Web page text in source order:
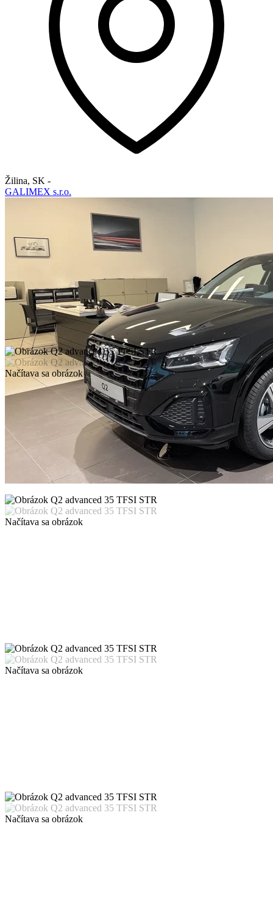
Žilina, SK -
GALIMEX s.r.o.
Načítava sa obrázok
Načítava sa obrázok
Načítava sa obrázok
Načítava sa obrázok